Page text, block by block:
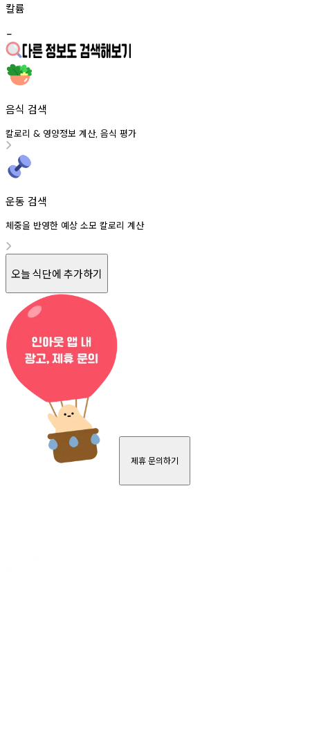
칼륨
-
음식 검색
칼로리 & 영양정보 계산, 음식 평가
운동 검색
체중을 반영한 예상 소모 칼로리 계산
오늘 식단에 추가하기
제휴 문의하기